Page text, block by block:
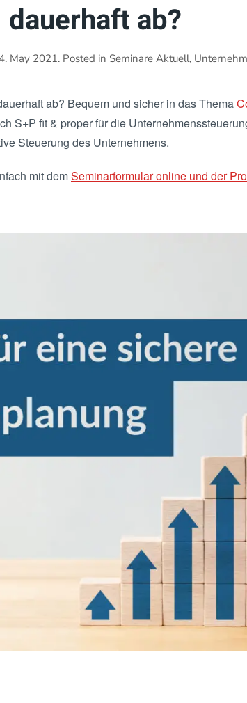
dauerhaft ab?
May 2021. Posted in Seminare Aktuell,
ab? Bequem und sicher in das Thema
S+P fit & proper für die
Steuerung des Unternehmens.
mit demSeminarformular online und der